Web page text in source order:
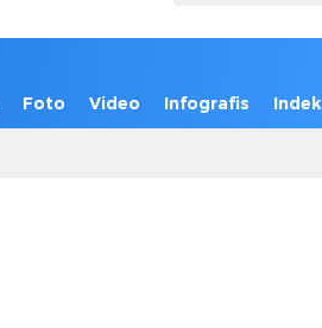
Foto Video Infografis